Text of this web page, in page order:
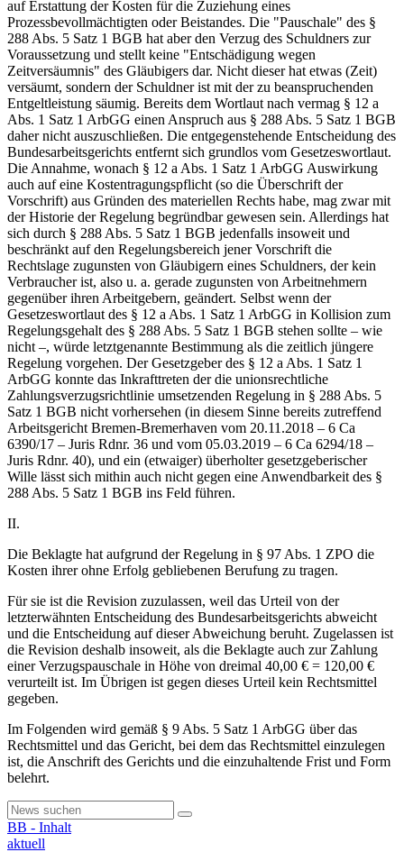
auf Erstattung der Kosten für die Zuziehung eines
Prozessbevollmächtigten oder Beistandes. Die "Pauschale" des §
288 Abs. 5 Satz 1 BGB hat aber den Verzug des Schuldners zur
Voraussetzung und stellt keine "Entschädigung wegen
Zeitversäumnis" des Gläubigers dar. Nicht dieser hat etwas (Zeit)
versäumt, sondern der Schuldner ist mit der zu beanspruchenden
Entgeltleistung säumig. Bereits dem Wortlaut nach vermag § 12 a
Abs. 1 Satz 1 ArbGG einen Anspruch aus § 288 Abs. 5 Satz 1 BGB
daher nicht auszuschließen. Die entgegenstehende Entscheidung des
Bundesarbeitsgerichts entfernt sich grundlos vom Gesetzeswortlaut.
Die Annahme, wonach § 12 a Abs. 1 Satz 1 ArbGG Auswirkung
auch auf eine Kostentragungspflicht (so die Überschrift der
Vorschrift) aus Gründen des materiellen Rechts habe, mag zwar mit
der Historie der Regelung begründbar gewesen sein. Allerdings hat
sich durch § 288 Abs. 5 Satz 1 BGB jedenfalls insoweit und
beschränkt auf den Regelungsbereich jener Vorschrift die
Rechtslage zugunsten von Gläubigern eines Schuldners, der kein
Verbraucher ist, also u. a. gerade zugunsten von Arbeitnehmern
gegenüber ihren Arbeitgebern, geändert. Selbst wenn der
Gesetzeswortlaut des § 12 a Abs. 1 Satz 1 ArbGG in Kollision zum
Regelungsgehalt des § 288 Abs. 5 Satz 1 BGB stehen sollte – wie
nicht –, würde letztgenannte Bestimmung als die zeitlich jüngere
Regelung vorgehen. Der Gesetzgeber des § 12 a Abs. 1 Satz 1
ArbGG konnte das Inkrafttreten der die unionsrechtliche
Zahlungsverzugsrichtlinie umsetzenden Regelung in § 288 Abs. 5
Satz 1 BGB nicht vorhersehen (in diesem Sinne bereits zutreffend
Arbeitsgericht Bremen-Bremerhaven vom 20.11.2018 – 6 Ca
6390/17 – Juris Rdnr. 36 und vom 05.03.2019 – 6 Ca 6294/18 –
Juris Rdnr. 40), und ein (etwaiger) überholter gesetzgeberischer
Wille lässt sich mithin auch nicht gegen eine Anwendbarkeit des §
288 Abs. 5 Satz 1 BGB ins Feld führen.
II.
Die Beklagte hat aufgrund der Regelung in § 97 Abs. 1 ZPO die
Kosten ihrer ohne Erfolg gebliebenen Berufung zu tragen.
Für sie ist die Revision zuzulassen, weil das Urteil von der
letzterwähnten Entscheidung des Bundesarbeitsgerichts abweicht
und die Entscheidung auf dieser Abweichung beruht. Zugelassen ist
die Revision deshalb insoweit, als die Beklagte auch zur Zahlung
einer Verzugspauschale in Höhe von dreimal 40,00 € = 120,00 €
verurteilt ist. Im Übrigen ist gegen dieses Urteil kein Rechtsmittel
gegeben.
Im Folgenden wird gemäß § 9 Abs. 5 Satz 1 ArbGG über das
Rechtsmittel und das Gericht, bei dem das Rechtsmittel einzulegen
ist, die Anschrift des Gerichts und die einzuhaltende Frist und Form
belehrt.
BB - Inhalt
aktuell